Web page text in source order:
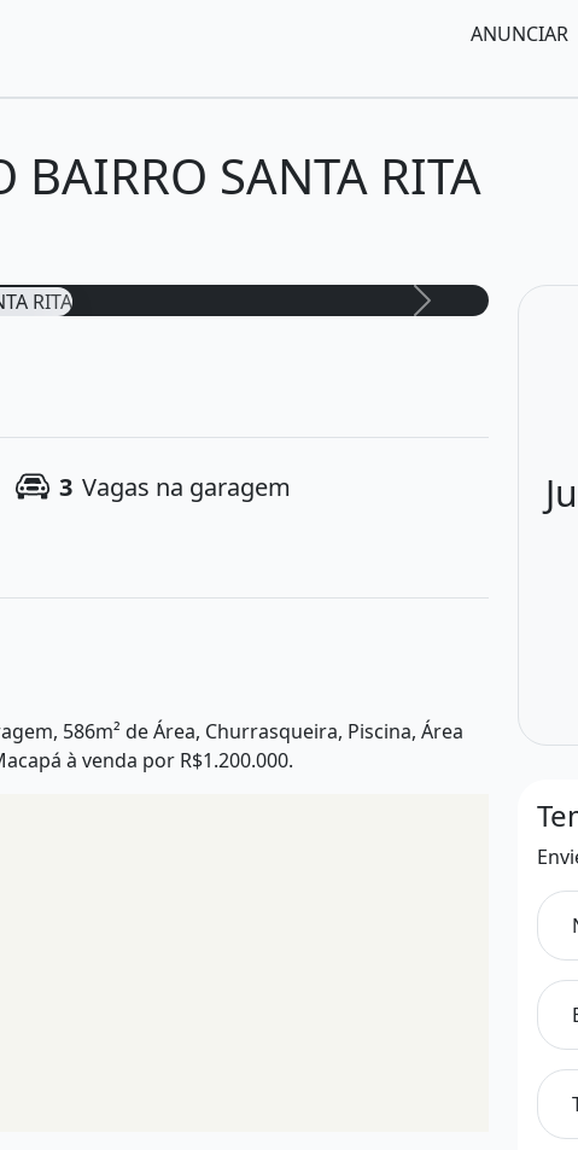
ANUNCIAR
BAIRRO SANTA RITA
Avançar foto
3 Vagas na garagem
586m² de Área, Churrasqueira, Piscina, Área
à venda por R$1.200.000.